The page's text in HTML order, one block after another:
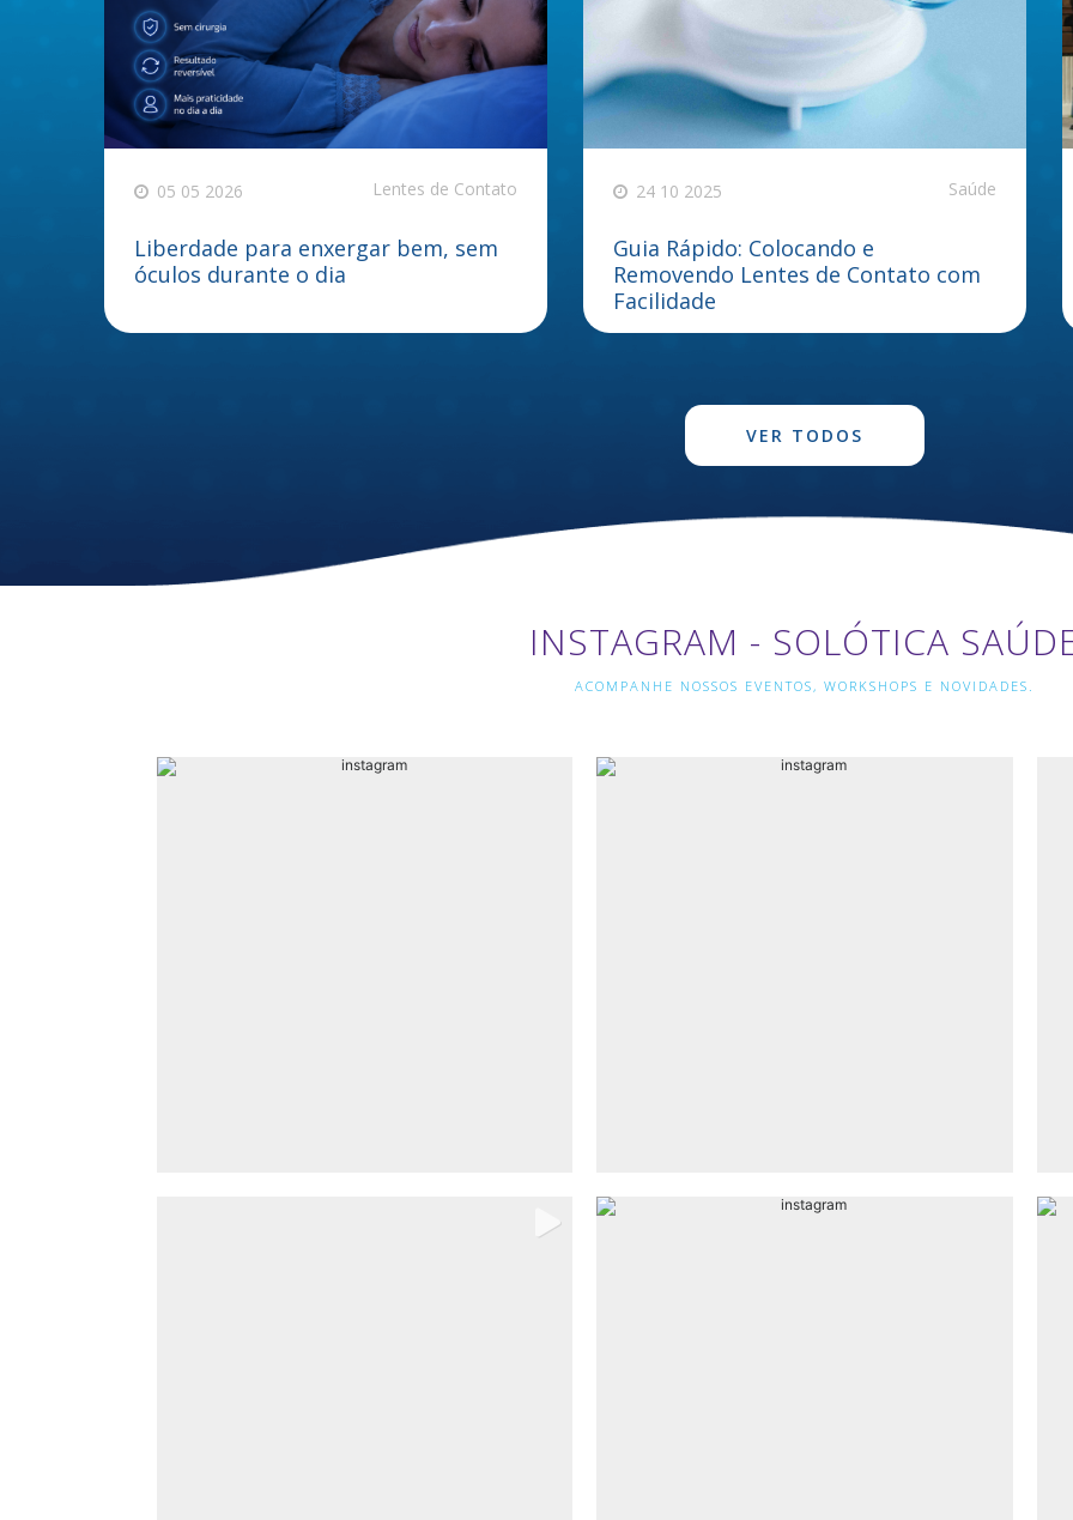
05 05 2026 Lentes de Contato
Liberdade para enxergar bem, sem
óculos durante o dia
24 10 2025 Saúde
Guia Rápido: Colocando e
Removendo Lentes de Contato com
Facilidade
VER TODOS
INSTAGRAM - SOLÓTICA
ACOMPANHE NOSSOS EVENTOS, WORKSHOPS E NOVIDADES.